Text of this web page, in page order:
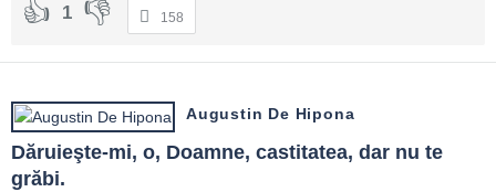
1 158
Augustin De Hipona
Dăruieşte-mi, o, Doamne, castitatea, dar nu te
grăbi.